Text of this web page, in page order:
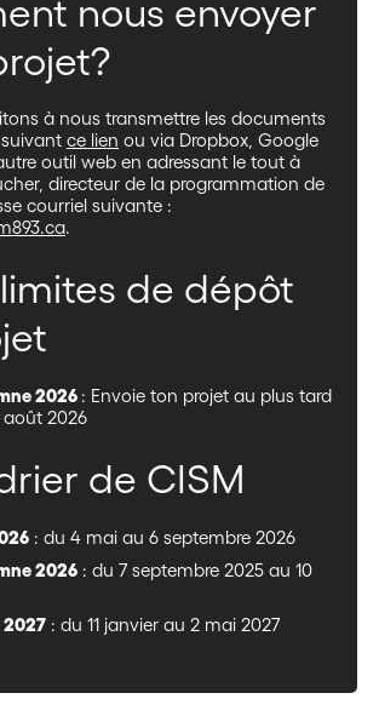
nous envoyer
à nous transmettre les documents
ce lien ou via Dropbox, Google
outil web en adressant le tout à
directeur de la programmation de
courriel suivante :
.
de dépôt
2026 : Envoie ton projet au plus tard
2026
de CISM
: du 4 mai au 6 septembre 2026
2026: du 7 septembre 2025 au 10
2027: du 11 janvier au 2 mai 2027